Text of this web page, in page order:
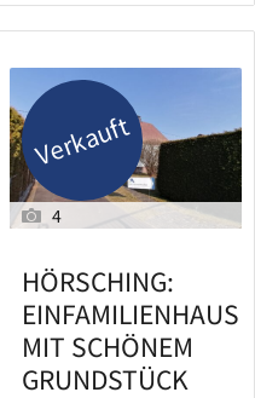
Verkauft
4
HÖRSCHING:
EINFAMILIENHAUS
MIT SCHÖNEM
GRUNDSTÜCK